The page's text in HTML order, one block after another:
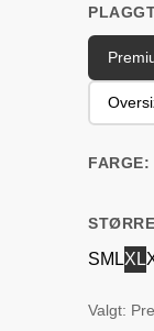
FARGE:
SM LXL
Valgt: